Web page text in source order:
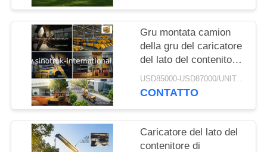
Gru montata camion
della gru del caricatore
del lato del contenitore
di 37 T con il circuito
idraulico
USD85000-USD87000/UNIT)negotiation MOQ:1 UNITÀ
CONTATTO
Caricatore del lato del
contenitore di